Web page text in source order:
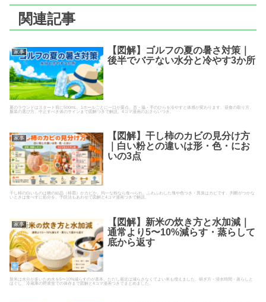
関連記事
家事
【図解】ゴルフの夏の暑さ対策｜
後半でバテない水分と冷やす3か所
夏のラウンドはスタート前に500mL、1ホールごとに一口が要点。首・脇・手のひらを冷やすと体感が変わります。昼食の取り方、
服装の選び方、中止すべき体のサインまで図解つきで解説。4コマ漫画のおさらいつき。
家事
【図解】干し柿のカビの見分け方
｜白い粉との違いは形・色・にお
いの3点
干し柿の白いものは糖の結晶（柿霜）かカビか。均一な粉なら食べられ、ふわふわした塊や色つき・異臭はカビです。判断がつかな
いときは食べずに処分を。予防法もあわせて図解と4コマ漫画つきで解説。
家事
【図解】新米の炊き方と水加減｜
通常より5〜10%減らす・蒸らして
底から返す
新米は水分が多いため水を5〜10%減らすのが基本。ただし最近は減らさなくてよい米も増えました。研ぎ方・浸水時間・蒸らしと
ほぐし、冷蔵庫の野菜室での保存まで図解と4コマ漫画つきでまとめました。